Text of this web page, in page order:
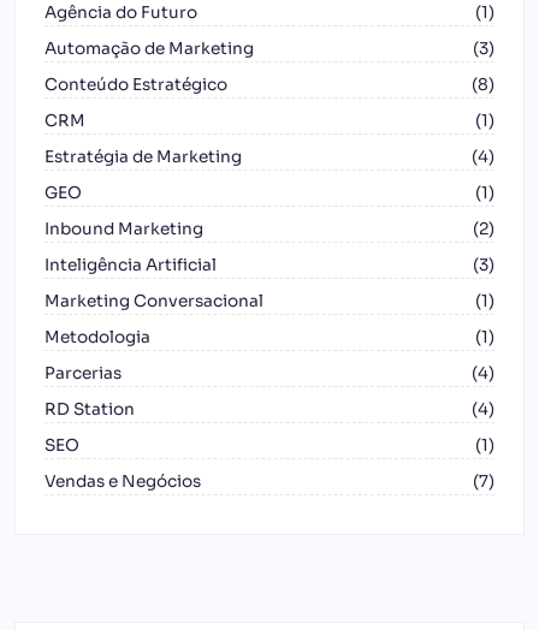
Agência do Futuro
(1)
Automação de Marketing
(3)
Conteúdo Estratégico
(8)
CRM
(1)
Estratégia de Marketing
(4)
GEO
(1)
Inbound Marketing
(2)
Inteligência Artificial
(3)
Marketing Conversacional
(1)
Metodologia
(1)
Parcerias
(4)
RD Station
(4)
SEO
(1)
Vendas e Negócios
(7)